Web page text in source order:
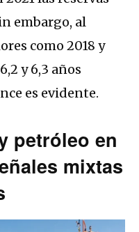
embargo, al
como 2018 y
y 6,3 años
es evidente.
petróleo en
mixtas